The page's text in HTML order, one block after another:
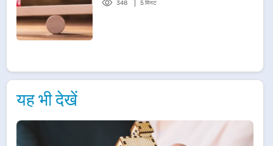
348 5 मिनट
यह भी देखें